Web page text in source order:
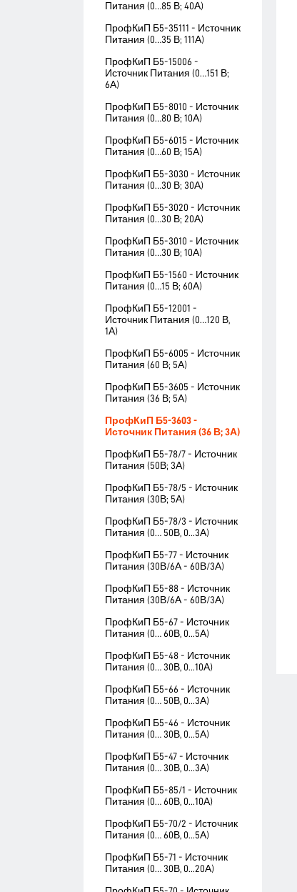
Питания (0…85 В; 40А)
ПрофКиП Б5-35111 - Источник
Питания (0…35 В; 111А)
ПрофКиП Б5-15006 -
Источник Питания (0…151 В;
6А)
ПрофКиП Б5-8010 - Источник
Питания (0…80 В; 10А)
ПрофКиП Б5-6015 - Источник
Питания (0…60 В; 15А)
ПрофКиП Б5-3030 - Источник
Питания (0…30 В; 30А)
ПрофКиП Б5-3020 - Источник
Питания (0…30 В; 20А)
ПрофКиП Б5-3010 - Источник
Питания (0…30 В; 10А)
ПрофКиП Б5-1560 - Источник
Питания (0…15 В; 60А)
ПрофКиП Б5-12001 -
Источник Питания (0…120 В,
1А)
ПрофКиП Б5-6005 - Источник
Питания (60 В; 5А)
ПрофКиП Б5-3605 - Источник
Питания (36 В; 5А)
ПрофКиП Б5-3603 -
Источник Питания (36 В; 3А)
ПрофКиП Б5-78/7 - Источник
Питания (50В; 3А)
ПрофКиП Б5-78/5 - Источник
Питания (30В; 5А)
ПрофКиП Б5-78/3 - Источник
Питания (0… 50В, 0...3А)
ПрофКиП Б5-77 - Источник
Питания (30В/6А - 60В/3А)
ПрофКиП Б5-88 - Источник
Питания (30В/6А - 60В/3А)
ПрофКиП Б5-67 - Источник
Питания (0… 60В, 0...5А)
ПрофКиП Б5-48 - Источник
Питания (0… 30В, 0...10А)
ПрофКиП Б5-66 - Источник
Питания (0… 50В, 0...3А)
ПрофКиП Б5-46 - Источник
Питания (0… 30В, 0...5А)
ПрофКиП Б5-47 - Источник
Питания (0… 30В, 0...3А)
ПрофКиП Б5-85/1 - Источник
Питания (0… 60В, 0...10А)
ПрофКиП Б5-70/2 - Источник
Питания (0… 60В, 0...5А)
ПрофКиП Б5-71 - Источник
Питания (0… 30В, 0...20А)